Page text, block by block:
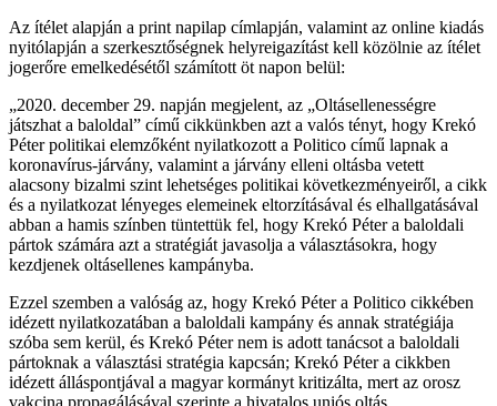
Az ítélet alapján a print napilap címlapján, valamint az online kiadás
nyitólapján a szerkesztőségnek helyreigazítást kell közölnie az ítélet
jogerőre emelkedésétől számított öt napon belül:
„2020. december 29. napján megjelent, az „Oltásellenességre
játszhat a baloldal” című cikkünkben azt a valós tényt, hogy Krekó
Péter politikai elemzőként nyilatkozott a Politico című lapnak a
koronavírus-járvány, valamint a járvány elleni oltásba vetett
alacsony bizalmi szint lehetséges politikai következményeiről, a cikk
és a nyilatkozat lényeges elemeinek eltorzításával és elhallgatásával
abban a hamis színben tüntettük fel, hogy Krekó Péter a baloldali
pártok számára azt a stratégiát javasolja a választásokra, hogy
kezdjenek oltásellenes kampányba.
Ezzel szemben a valóság az, hogy Krekó Péter a Politico cikkében
idézett nyilatkozatában a baloldali kampány és annak stratégiája
szóba sem kerül, és Krekó Péter nem is adott tanácsot a baloldali
pártoknak a választási stratégia kapcsán; Krekó Péter a cikkben
idézett álláspontjával a magyar kormányt kritizálta, mert az orosz
vakcina propagálásával szerinte a hivatalos uniós oltás